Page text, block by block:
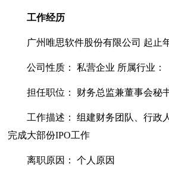
工作经历
广州唯思软件股份有限公司 起止年
公司性质： 私营企业 所属行业：
担任职位： 财务总监兼董事会秘
工作描述： 组建财务团队、行政人
完成大部份IPO工作
离职原因： 个人原因